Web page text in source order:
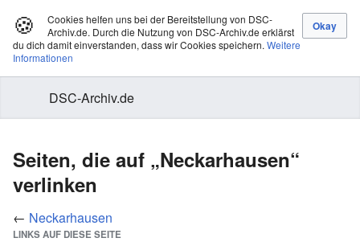
🍪
Cookies helfen uns bei der Bereitstellung von DSC-
Archiv.de. Durch die Nutzung von DSC-Archiv.de erklärst
du dich damit einverstanden, dass wir Cookies speichern. Weitere
Informationen
DSC-Archiv.de
Seiten, die auf „Neckarhausen“
verlinken
← Neckarhausen
LINKS AUF DIESE SEITE